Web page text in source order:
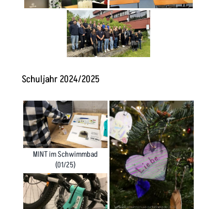
Schuljahr 2024/2025
MINT im Schwimmbad
(01/25)